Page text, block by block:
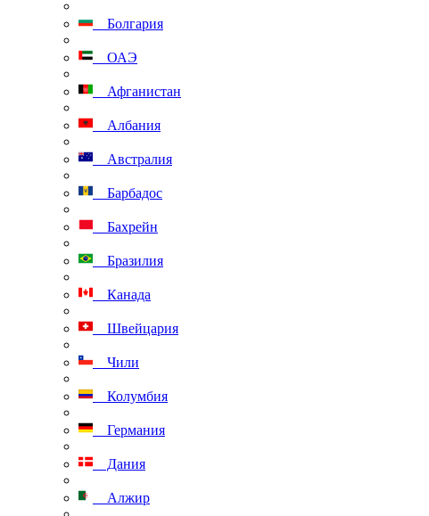
Болгария
ОАЭ
Афганистан
Албания
Австралия
Барбадос
Бахрейн
Бразилия
Канада
Швейцария
Чили
Колумбия
Германия
Дания
Алжир